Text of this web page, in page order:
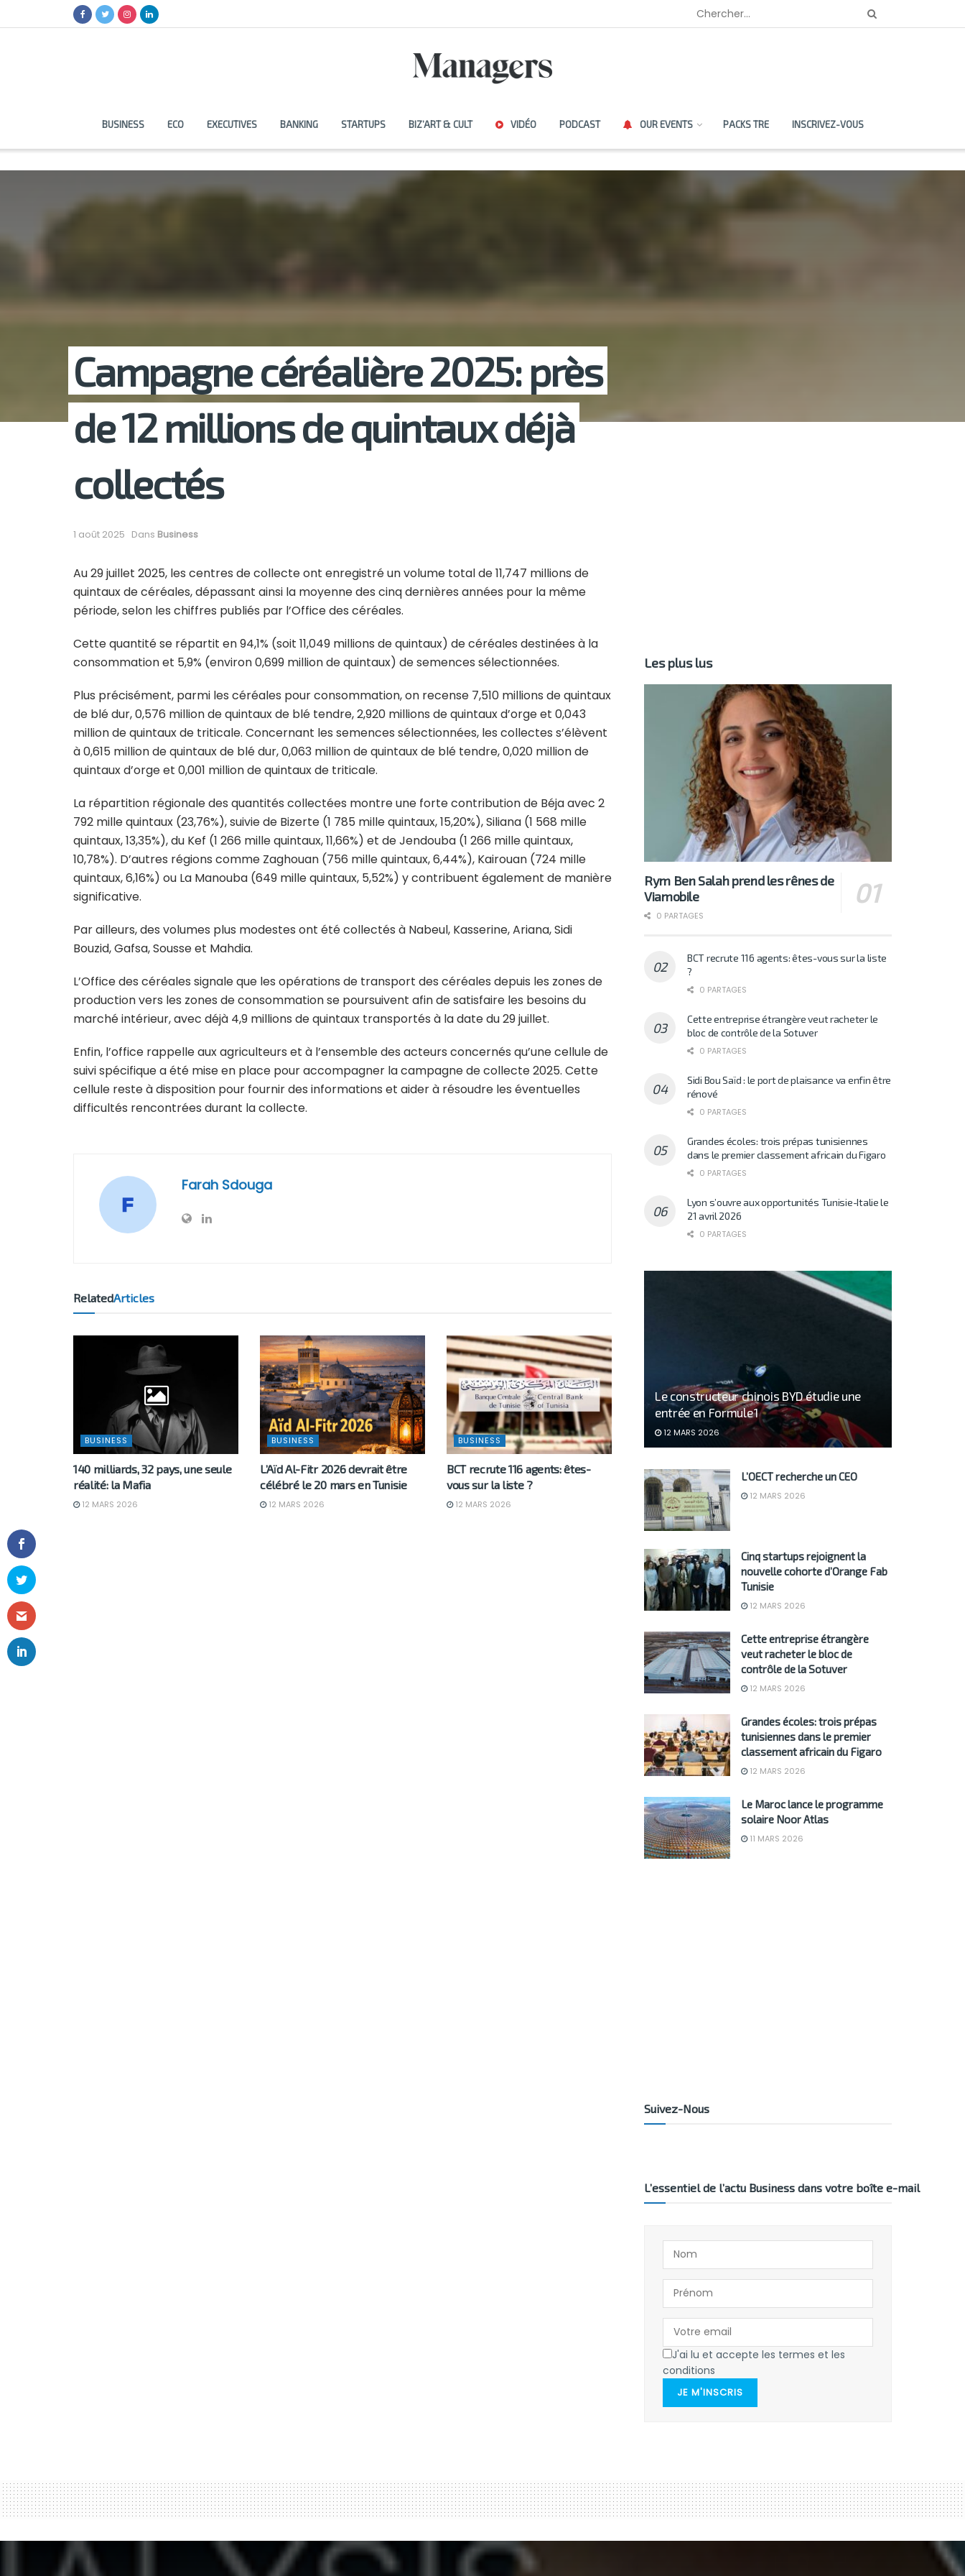
BUSINESS ECO EXECUTIVES BANKING STARTUPS BIZ’ART & CULT VIDÉO PODCAST OUR EVENTS PACKS TRE INSCRIVEZ-VOUS
Campagne céréalière 2025: près
de 12 millions de quintaux déjà
collectés
1 août 2025 Dans Business
Au 29 juillet 2025, les centres de collecte ont enregistré un volume total de 11,747 millions de
quintaux de céréales, dépassant ainsi la moyenne des cinq dernières années pour la même
période, selon les chiffres publiés par l’Office des céréales.
Cette quantité se répartit en 94,1% (soit 11,049 millions de quintaux) de céréales destinées à la
consommation et 5,9% (environ 0,699 million de quintaux) de semences sélectionnées.
Plus précisément, parmi les céréales pour consommation, on recense 7,510 millions de quintaux
de blé dur, 0,576 million de quintaux de blé tendre, 2,920 millions de quintaux d’orge et 0,043
million de quintaux de triticale. Concernant les semences sélectionnées, les collectes s’élèvent
à 0,615 million de quintaux de blé dur, 0,063 million de quintaux de blé tendre, 0,020 million de
quintaux d’orge et 0,001 million de quintaux de triticale.
La répartition régionale des quantités collectées montre une forte contribution de Béja avec 2
792 mille quintaux (23,76%), suivie de Bizerte (1 785 mille quintaux, 15,20%), Siliana (1 568 mille
quintaux, 13,35%), du Kef (1 266 mille quintaux, 11,66%) et de Jendouba (1 266 mille quintaux,
10,78%). D’autres régions comme Zaghouan (756 mille quintaux, 6,44%), Kairouan (724 mille
quintaux, 6,16%) ou La Manouba (649 mille quintaux, 5,52%) y contribuent également de manière
significative.
Par ailleurs, des volumes plus modestes ont été collectés à Nabeul, Kasserine, Ariana, Sidi
Bouzid, Gafsa, Sousse et Mahdia.
L’Office des céréales signale que les opérations de transport des céréales depuis les zones de
production vers les zones de consommation se poursuivent afin de satisfaire les besoins du
marché intérieur, avec déjà 4,9 millions de quintaux transportés à la date du 29 juillet.
Enfin, l’office rappelle aux agriculteurs et à l’ensemble des acteurs concernés qu’une cellule de
suivi spécifique a été mise en place pour accompagner la campagne de collecte 2025. Cette
cellule reste à disposition pour fournir des informations et aider à résoudre les éventuelles
difficultés rencontrées durant la collecte.
Farah Sdouga
RelatedArticles
BUSINESS
140 milliards, 32 pays, une seule
réalité: la Mafia
12 MARS 2026
BUSINESS
L’Aïd Al-Fitr 2026 devrait être
célébré le 20 mars en Tunisie
12 MARS 2026
BUSINESS
BCT recrute 116 agents: êtes-
vous sur la liste ?
12 MARS 2026
Les plus lus
Rym Ben Salah prend les rênes de
Viamobile
0 PARTAGES
BCT recrute 116 agents: êtes-vous sur la liste
?
0 PARTAGES
Cette entreprise étrangère veut racheter le
bloc de contrôle de la Sotuver
0 PARTAGES
Sidi Bou Saïd : le port de plaisance va enfin être
rénové
0 PARTAGES
Grandes écoles: trois prépas tunisiennes
dans le premier classement africain du Figaro
0 PARTAGES
Lyon s’ouvre aux opportunités Tunisie-Italie le
21 avril 2026
0 PARTAGES
Le constructeur chinois BYD étudie une
entrée en Formule 1
12 MARS 2026
L’OECT recherche un CEO
12 MARS 2026
Cinq startups rejoignent la
nouvelle cohorte d’Orange Fab
Tunisie
12 MARS 2026
Cette entreprise étrangère
veut racheter le bloc de
contrôle de la Sotuver
12 MARS 2026
Grandes écoles: trois prépas
tunisiennes dans le premier
classement africain du Figaro
12 MARS 2026
Le Maroc lance le programme
solaire Noor Atlas
11 MARS 2026
Suivez-Nous
L’essentiel de l’actu Business dans votre boîte e-mail
J'ai lu et accepte les termes et les
conditions
JE M'INSCRIS